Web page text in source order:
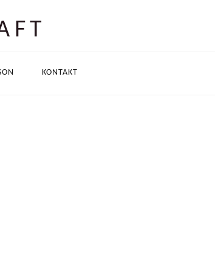
KONTAKT